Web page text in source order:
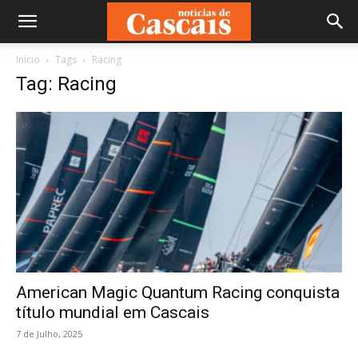
Início Tags Racing
Tag: Racing
American Magic Quantum Racing conquista
título mundial em Cascais
7 de Julho, 2025